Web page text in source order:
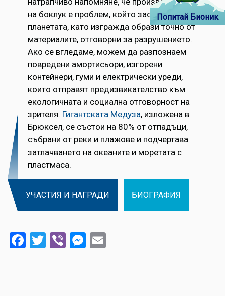
на боклук е проблем, който застрашава
планетата, като изгражда образи точно от
материалите, отговорни за разрушението.
Ако се вгледаме, можем да разпознаем
повредени амортисьори, изгорени
контейнери, гуми и електрически уреди,
които отправят предизвикателство към
екологичната и социална отговорност на
зрителя. Гигантската Медуза, изложена в
Брюксел, се състои на 80% от отпадъци,
събрани от реки и плажове и подчертава
затлачването на океаните и моретата с
пластмаса.
УЧАСТИЯ И НАГРАДИ БИОГРАФИЯ
Facebook
Twitter
ViberMessenger
Попитай Бионик